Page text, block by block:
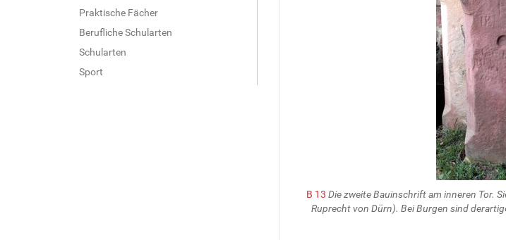
Praktische Fächer
Berufliche Schularten
Schularten
Sport
B 13 Die zweite Bauinschrift am inneren Tor.
Ruprecht von Dürn). Bei Burgen sind